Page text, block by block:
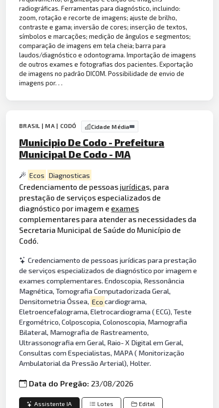
radiográficas. Ferramentas para diagnóstico, incluindo:
zoom, rotação e recorte de imagens; ajuste de brilho,
contraste e gama; inversão de cores; inserção de textos,
símbolos e marcações; medição de ângulos e segmentos;
comparação de imagens em tela cheia; barra para
laudos/diagnóstico e odontograma. Importação de imagens
de outros exames e fotografias dos pacientes. Exportação
de imagens no padrão DICOM. Possibilidade de envio de
imagens por. . .
BRASIL | MA | CODÓ Cidade Média
Municipio De Codo - Prefeitura
Municipal De Codo - MA
Ecos Diagnosticas
Credenciamento de pessoas jurídicas, para
prestação de serviços especializados de
diagnóstico por imagem e exames
complementares para atender as necessidades da
Secretaria Municipal de Saúde do Município de
Codó.
Credenciamento de pessoas jurídicas para prestação
de serviços especializados de diagnóstico por imagem e
exames complementares. Endoscopia, Ressonância
Magnética, Tomografia Computadorizada Geral,
Densitometria Óssea, Eco cardiograma,
Eletroencefalograma, Eletrocardiograma ( ECG), Teste
Ergométrico, Colposcopia, Colonoscopia, Mamografia
Bilateral, Mamografia de Rastreamento,
Ultrassonografia em Geral, Raio- X Digital em Geral,
Consultas com Especialistas, MAPA ( Monitorização
Ambulatorial da Pressão Arterial), Holter.
Data do Pregão: 23/08/2026
Assistente IA Lotes Edital